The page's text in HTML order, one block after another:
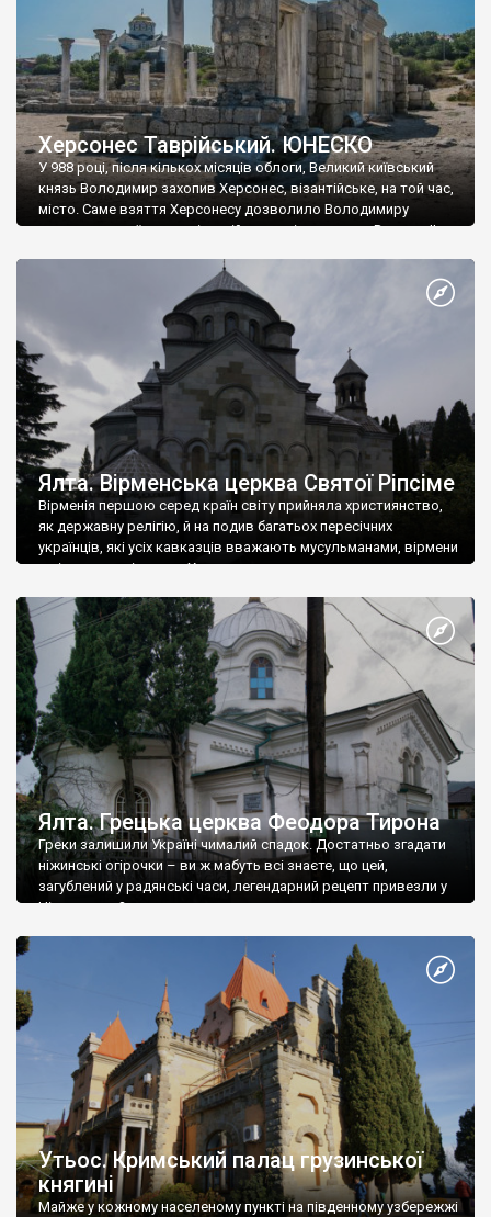
Херсонес Таврійський. ЮНЕСКО
У 988 році, після кількох місяців облоги, Великий київський
князь Володимир захопив Херсонес, візантійське, на той час,
місто. Саме взяття Херсонесу дозволило Володимиру
диктувати свої умови візантійському імператору Василю ІІ, та
Херсонесі Володимир-язичник, став Василем-християнином.
А потім було Хрещення Русі. На честь Херсонесу Таврійського
Ялта. Вірменська церква Святої Ріпсіме
Вірменія першою серед країн світу прийняла християнство,
як державну релігію, й на подив багатьох пересічних
українців, які усіх кавказців вважають мусульманами, вірмени
є відданими вірянами Христа
Ялта. Грецька церква Феодора Тирона
Греки залишили Україні чималий спадок. Достатньо згадати
ніжинські огірочки – ви ж мабуть всі знаєте, що цей,
загублений у радянські часи, легендарний рецепт привезли у
Ніжин греки?
Утьос. Кримський палац грузинської
княгині
Майже у кожному населеному пункті на південному узбережжі